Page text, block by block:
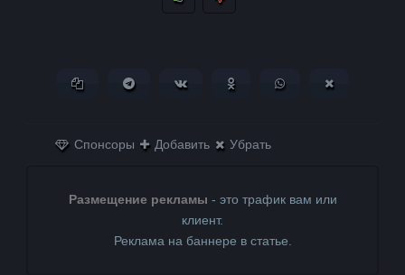
Копировать ссылкуПоделиться в Telegram
Поделиться ВКонтактеПоделиться в
Поделиться в
Спонсоры Добавить Убрать
Размещение рекламы - это трафик вам или
клиент.
Реклама на баннере в статье.